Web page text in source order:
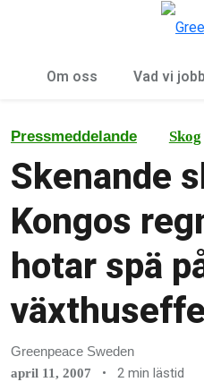
Om oss Vad vi
Pressmeddelande Skog
Skenande
Kongos
hotar spä
Greenpeace Sweden
april 11, 2007 • 2 min lästid